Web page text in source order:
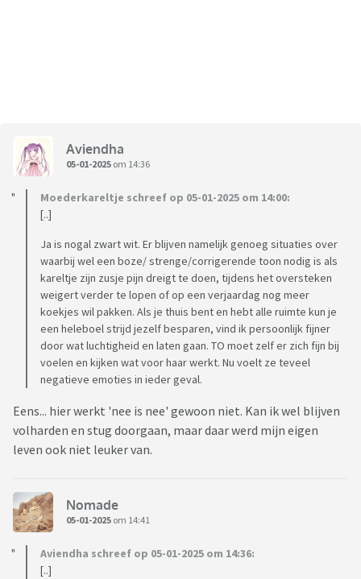
Aviendha
05-01-2025 om 14:36
Moederkareltje schreef op 05-01-2025 om 14:00:
[..]
Ja is nogal zwart wit. Er blijven namelijk genoeg situaties over
waarbij wel een boze/ strenge/corrigerende toon nodig is als
kareltje zijn zusje pijn dreigt te doen, tijdens het oversteken
weigert verder te lopen of op een verjaardag nog meer
koekjes wil pakken. Als je thuis bent en hebt alle ruimte kun je
een heleboel strijd jezelf besparen, vind ik persoonlijk fijner
door wat luchtigheid en laten gaan. TO moet zelf er zich fijn bij
voelen en kijken wat voor haar werkt. Nu voelt ze teveel
negatieve emoties in ieder geval.
Eens... hier werkt 'nee is nee' gewoon niet. Kan ik wel blijven
volharden en stug doorgaan, maar daar werd mijn eigen
leven ook niet leuker van.
Nomade
05-01-2025 om 14:41
Aviendha schreef op 05-01-2025 om 14:36:
[..]